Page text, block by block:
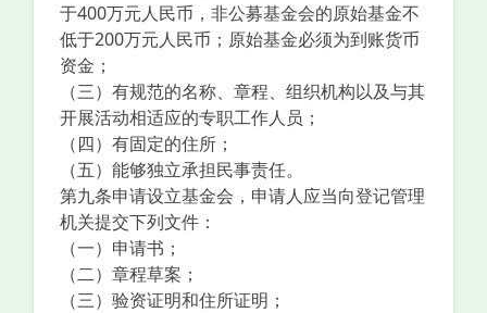
于400万元人民币，非公募基金会的原始基金不
低于200万元人民币；原始基金必须为到账货币
资金；
（三）有规范的名称、章程、组织机构以及与其
开展活动相适应的专职工作人员；
（四）有固定的住所；
（五）能够独立承担民事责任。
第九条申请设立基金会，申请人应当向登记管理
机关提交下列文件：
（一）申请书；
（二）章程草案；
（三）验资证明和住所证明；